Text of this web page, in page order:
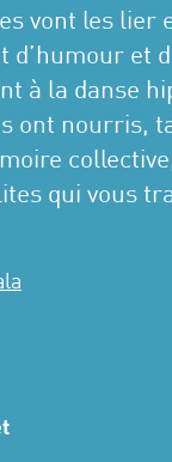
vont les lier
d’humour et
à la danse
ont nourris,
qui vous